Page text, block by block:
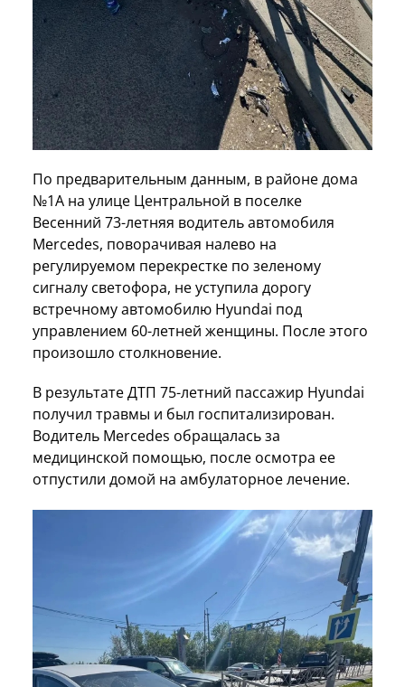
По предварительным данным, в районе дома
№1А на улице Центральной в поселке
Весенний 73-летняя водитель автомобиля
Mercedes, поворачивая налево на
регулируемом перекрестке по зеленому
сигналу светофора, не уступила дорогу
встречному автомобилю Hyundai под
управлением 60-летней женщины. После этого
произошло столкновение.
В результате ДТП 75-летний пассажир Hyundai
получил травмы и был госпитализирован.
Водитель Mercedes обращалась за
медицинской помощью, после осмотра ее
отпустили домой на амбулаторное лечение.